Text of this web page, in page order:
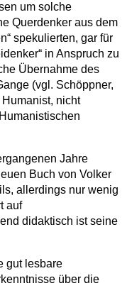
um solche
Querdenker aus dem
spekulierten, gar für
in Anspruch zu
Übernahme des
(vgl. Schöppner,
nicht
Jahre
Buch von Volker
allerdings nur wenig
auf
didaktisch ist seine
gut lesbare
über die